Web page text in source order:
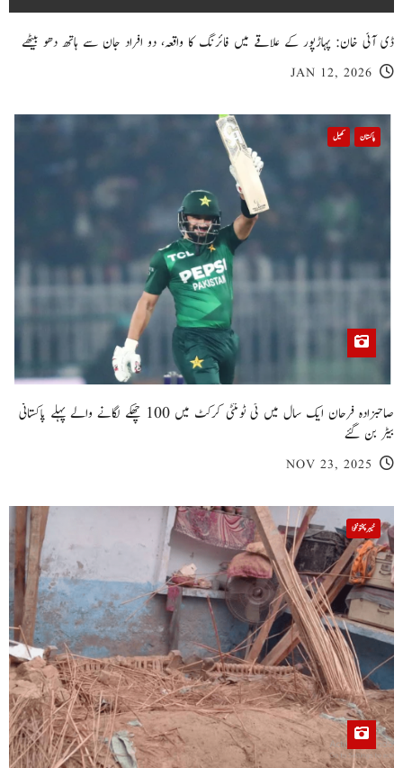
ڈی آئی خان: پہاڑپور کے علاقے میں فائرنگ کا واقعہ، دو افراد جان سے ہاتھ دھو بیٹھے
JAN 12, 2026
پاکستان کھیل
صاحبزادہ فرحان ایک سال میں ٹی ٹوئنٹی کرکٹ میں 100 چھکے لگانے والے پہلے پاکستانی
بیٹر بن گئے
NOV 23, 2025
خیبر پختونخوا